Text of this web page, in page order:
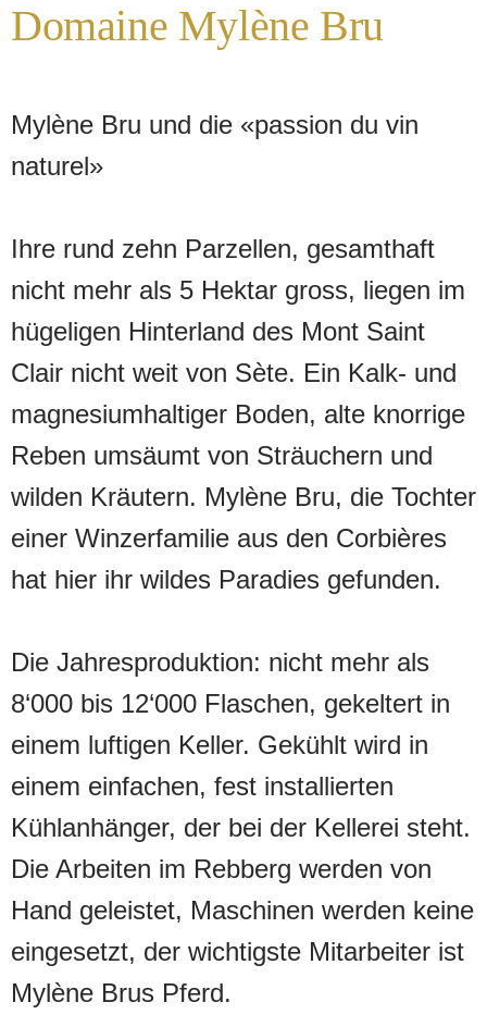
Domaine Mylène Bru
Mylène Bru und die «passion du vin
naturel»
Ihre rund zehn Parzellen, gesamthaft
nicht mehr als 5 Hektar gross, liegen im
hügeligen Hinterland des Mont Saint
Clair nicht weit von Sète. Ein Kalk- und
magnesiumhaltiger Boden, alte knorrige
Reben umsäumt von Sträuchern und
wilden Kräutern. Mylène Bru, die Tochter
einer Winzerfamilie aus den Corbières
hat hier ihr wildes Paradies gefunden.
Die Jahresproduktion: nicht mehr als
8‘000 bis 12‘000 Flaschen, gekeltert in
einem luftigen Keller. Gekühlt wird in
einem einfachen, fest installierten
Kühlanhänger, der bei der Kellerei steht.
Die Arbeiten im Rebberg werden von
Hand geleistet, Maschinen werden keine
eingesetzt, der wichtigste Mitarbeiter ist
Mylène Brus Pferd.